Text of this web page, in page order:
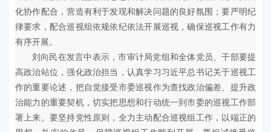
化协作配合，营造有利于发现和解决问题的良好氛围；要严明纪
律要求，配合巡视组依规依纪依法开展巡视，确保巡视工作有力
有序开展。
刘向民在发言中表示，市审计局党组和全体党员、干部要提
高政治站位，强化政治担当，认真学习习近平总书记关于巡视工
作的重要论述，把自觉接受市委巡视作为查找政治偏差、提升政
治能力的重要契机，切实把思想和行动统一到市委的巡视工作部
署上来。要坚持党性原则，全力主动配合巡视组工作，以端正的